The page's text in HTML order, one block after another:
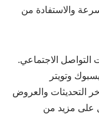
والاستفادة من
التواصل الاجتماعي.
وتويتر
التحديثات والعروض
على مزيد من